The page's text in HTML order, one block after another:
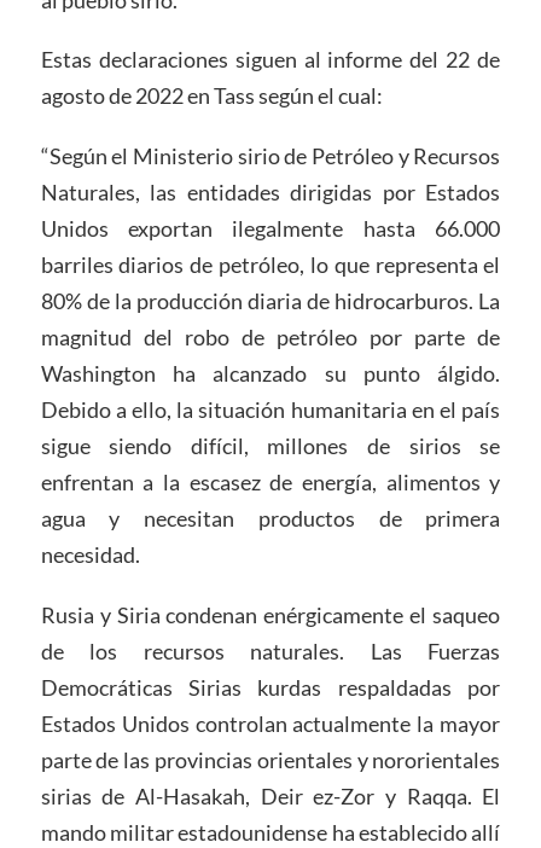
Estas declaraciones siguen al informe del 22 de
agosto de 2022 en Tass según el cual:
“Según el Ministerio sirio de Petróleo y Recursos
Naturales, las entidades dirigidas por Estados
Unidos exportan ilegalmente hasta 66.000
barriles diarios de petróleo, lo que representa el
80% de la producción diaria de hidrocarburos. La
magnitud del robo de petróleo por parte de
Washington ha alcanzado su punto álgido.
Debido a ello, la situación humanitaria en el país
sigue siendo difícil, millones de sirios se
enfrentan a la escasez de energía, alimentos y
agua y necesitan productos de primera
necesidad.
Rusia y Siria condenan enérgicamente el saqueo
de los recursos naturales. Las Fuerzas
Democráticas Sirias kurdas respaldadas por
Estados Unidos controlan actualmente la mayor
parte de las provincias orientales y nororientales
sirias de Al-Hasakah, Deir ez-Zor y Raqqa. El
mando militar estadounidense ha establecido allí